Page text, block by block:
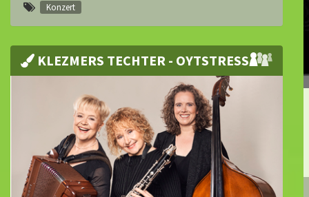
Konzert
KLEZMERS TECHTER - OYTSTRESS